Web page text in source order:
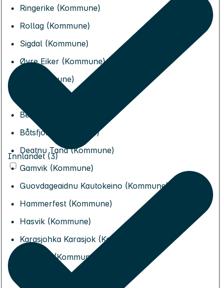
Ringerike (Kommune)
Rollag (Kommune)
Sigdal (Kommune)
Øvre Eiker (Kommune)
Ål (Kommune)
Berlevåg (Kommune)
Båtsfjord (Kommune)
Deatnu Tana (Kommune)
Gamvik (Kommune)
Guovdageaidnu Kautokeino (Kommune)
Hammerfest (Kommune)
Hasvik (Kommune)
Karasjohka Karasjok (Kommune)
Lebesby (Kommune)
Loppa (Kommune)
Innlandet (3)